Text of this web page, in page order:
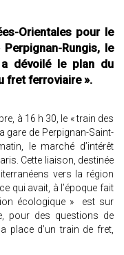
Orientales pour le
Rungis, le
dévoilé le plan du
fret ferroviaire ».
à 16 h 30, le « train des
gare de Perpignan-Saint-
le marché d’intérêt
Cette liaison, destinée
vers la région
qui avait, à l’époque fait
écologique » est sur
pour des questions de
place d’un train de fret,